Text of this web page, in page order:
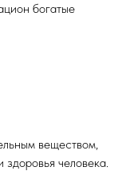
богатые
веществом,
человека.